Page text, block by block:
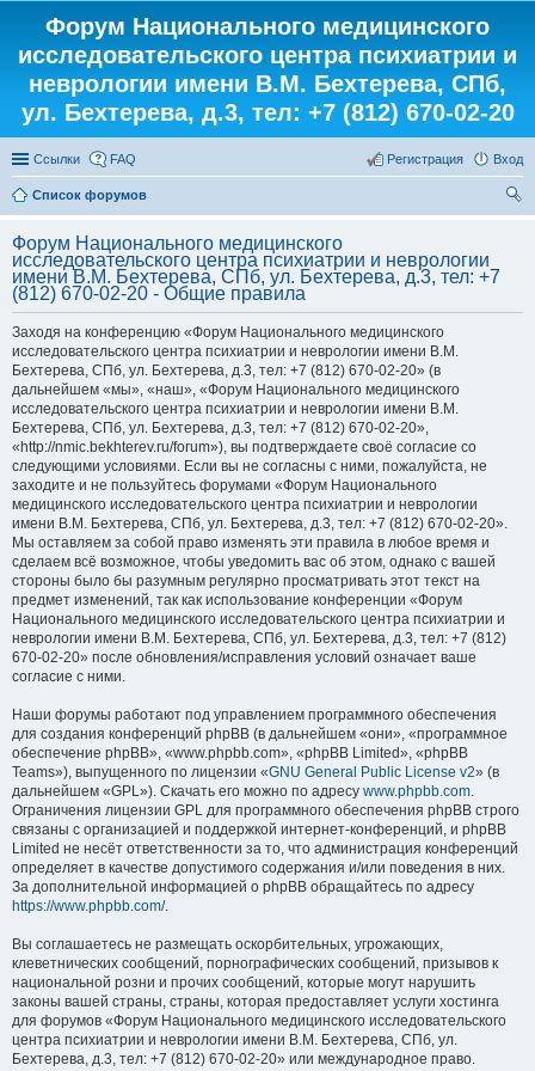
Форум Национального медицинского
исследовательского центра психиатрии и
неврологии имени В.М. Бехтерева, СПб,
ул. Бехтерева, д.3, тел: +7 (812) 670-02-20
Ссылки FAQ Вход
Регистрация
Список форумов
Форум Национального медицинского
исследовательского центра психиатрии и неврологии
имени В.М. Бехтерева, СПб, ул. Бехтерева, д.3, тел: +7
(812) 670-02-20 - Общие правила
Заходя на конференцию «Форум Национального медицинского
исследовательского центра психиатрии и неврологии имени В.М.
Бехтерева, СПб, ул. Бехтерева, д.3, тел: +7 (812) 670-02-20» (в
дальнейшем «мы», «наш», «Форум Национального медицинского
исследовательского центра психиатрии и неврологии имени В.М.
Бехтерева, СПб, ул. Бехтерева, д.3, тел: +7 (812) 670-02-20»,
«http://nmic.bekhterev.ru/forum»), вы подтверждаете своё согласие со
следующими условиями. Если вы не согласны с ними, пожалуйста, не
заходите и не пользуйтесь форумами «Форум Национального
медицинского исследовательского центра психиатрии и неврологии
имени В.М. Бехтерева, СПб, ул. Бехтерева, д.3, тел: +7 (812) 670-02-20».
Мы оставляем за собой право изменять эти правила в любое время и
сделаем всё возможное, чтобы уведомить вас об этом, однако с вашей
стороны было бы разумным регулярно просматривать этот текст на
предмет изменений, так как использование конференции «Форум
Национального медицинского исследовательского центра психиатрии и
неврологии имени В.М. Бехтерева, СПб, ул. Бехтерева, д.3, тел: +7 (812)
670-02-20» после обновления/исправления условий означает ваше
согласие с ними.
Наши форумы работают под управлением программного обеспечения
для создания конференций phpBB (в дальнейшем «они», «программное
обеспечение phpBB», «www.phpbb.com», «phpBB Limited», «phpBB
Teams»), выпущенного по лицензии «GNU General Public License v2» (в
дальнейшем «GPL»). Скачать его можно по адресу www.phpbb.com.
Ограничения лицензии GPL для программного обеспечения phpBB строго
связаны с организацией и поддержкой интернет-конференций, и phpBB
Limited не несёт ответственности за то, что администрация конференций
определяет в качестве допустимого содержания и/или поведения в них.
За дополнительной информацией о phpBB обращайтесь по адресу
https://www.phpbb.com/.
Вы соглашаетесь не размещать оскорбительных, угрожающих,
клеветнических сообщений, порнографических сообщений, призывов к
национальной розни и прочих сообщений, которые могут нарушить
законы вашей страны, страны, которая предоставляет услуги хостинга
для форумов «Форум Национального медицинского исследовательского
центра психиатрии и неврологии имени В.М. Бехтерева, СПб, ул.
Бехтерева, д.3, тел: +7 (812) 670-02-20» или международное право.